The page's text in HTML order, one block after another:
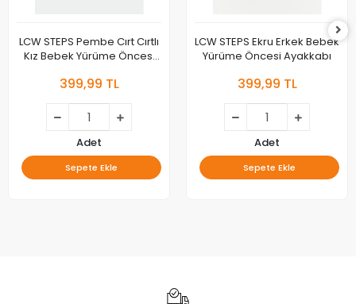
LCW STEPS Pembe Cırt Cırtlı
Kız Bebek Yürüme Öncesi
399,99 TL
Adet
Sepete Ekle
LCW STEPS Ekru Erkek Bebek
Yürüme Öncesi Ayakkabı
399,99 TL
Adet
Sepete Ekle